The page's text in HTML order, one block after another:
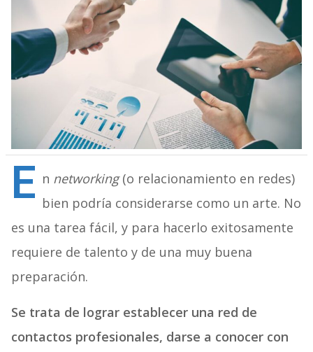
E n networking(o relacionamiento en redes)
bien podría considerarse como un arte. No
es una tarea fácil, y para hacerlo exitosamente
requiere de talento y de una muy buena
preparación.
Se trata de lograr establecer una red de
contactos profesionales, darse a conocer con